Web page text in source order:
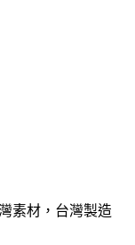
素材，台灣製造